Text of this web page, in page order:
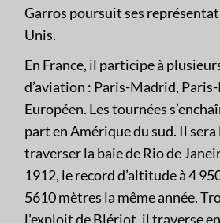
Garros poursuit ses
Unis.
En France, il participe à
d’aviation : Paris-Madrid,
Européen. Les tournées
part en Amérique du sud. Il sera
traverser la baie de Rio de
1912, le record d’altitude à 4
5610 mètres la même année.
l’exploit de Blériot, il traverse